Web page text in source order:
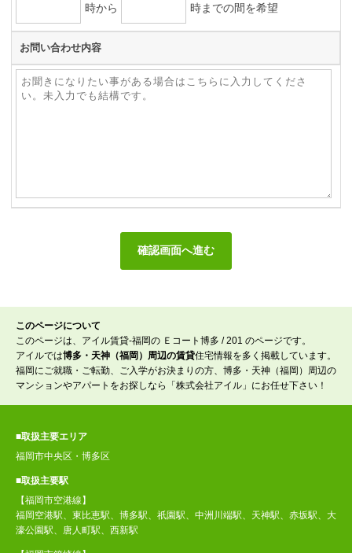
時から 時までの間を希望
お問い合わせ内容
このページについて
このページは、アイル賃貸-福岡の Ｅコート博多 / 201 のページです。
アイルでは博多・天神（福岡）周辺の賃貸住宅情報を多く掲載しています。
福岡にご就職・ご転勤、ご入学がお決まりの方、博多・天神（福岡）周辺の
マンションやアパートをお探しなら「株式会社アイル」にお任せ下さい！
■取扱主要エリア
福岡市中央区・博多区
■取扱主要駅
【福岡市空港線】
福岡空港駅、東比恵駅、博多駅、祇園駅、中洲川端駅、天神駅、赤坂駅、大
濠公園駅、唐人町駅、西新駅